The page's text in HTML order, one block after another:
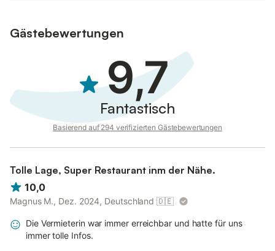
Wegen einer Treppe zum Schlafzimmer ist das Haus nicht für
Partys sind streng untersagt; bei Verstoß erfolgt die Stornierung
Bettwäsche und Handtücher werden bei Aufenthalten über 7
Tage gewechselt.
Gästebewertungen
9,7
Fantastisch
Basierend auf 294 verifizierten Gästebewertungen
Tolle Lage, Super Restaurant inm der Nähe.
10,0
Magnus M., Dez. 2024, Deutschland 🇩🇪
Die Vermieterin war immer erreichbar und hatte für uns
immer tolle Infos.